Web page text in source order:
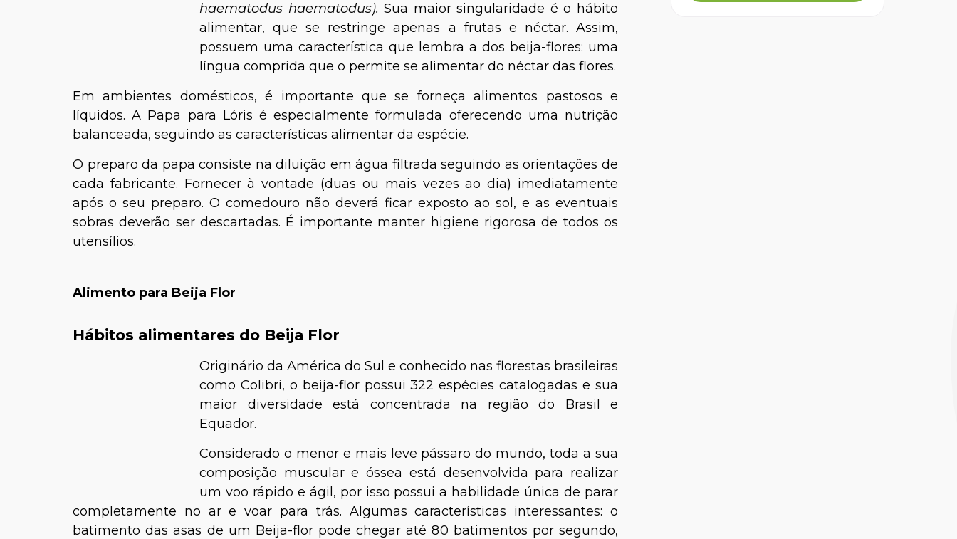
haematodus haematodus). Sua maior singularidade é o hábito
alimentar, que se restringe apenas a frutas e néctar. Assim,
possuem uma característica que lembra a dos beija-flores: uma
língua comprida que o permite se alimentar do néctar das flores.
Em ambientes domésticos, é importante que se forneça alimentos pastosos e
líquidos. A Papa para Lóris é especialmente formulada oferecendo uma nutrição
balanceada, seguindo as características alimentar da espécie.
O preparo da papa consiste na diluição em água filtrada seguindo as orientações de
cada fabricante. Fornecer à vontade (duas ou mais vezes ao dia) imediatamente
após o seu preparo. O comedouro não deverá ficar exposto ao sol, e as eventuais
sobras deverão ser descartadas. É importante manter higiene rigorosa de todos os
utensílios.
Alimento para Beija Flor
Hábitos alimentares do Beija Flor
Originário da América do Sul e conhecido nas florestas brasileiras
como Colibri, o beija-flor possui 322 espécies catalogadas e sua
maior diversidade está concentrada na região do Brasil e
Equador.
Considerado o menor e mais leve pássaro do mundo, toda a sua
composição muscular e óssea está desenvolvida para realizar
um voo rápido e ágil, por isso possui a habilidade única de parar
completamente no ar e voar para trás. Algumas características interessantes: o
batimento das asas de um Beija-flor pode chegar até 80 batimentos por segundo,